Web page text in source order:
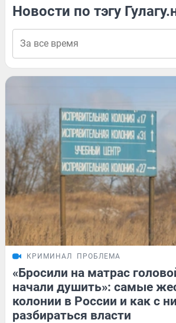
Новости по тэгу
КРИМИНАЛ ПРОБЛЕМА
«Бросили на матрас
начали душить»: самые
колонии в России и как с
разбираться власти